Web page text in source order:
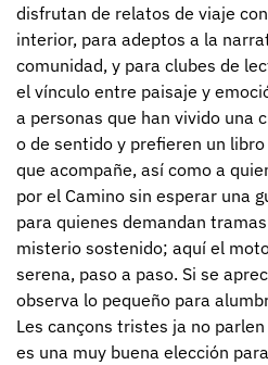
disfrutan de relatos de viaje
interior, para adeptos a la
comunidad, y para clubes de
el vínculo entre paisaje y
a personas que han vivido una
o de sentido y prefieren un
que acompañe, así como a
por el Camino sin esperar una
para quienes demandan
misterio sostenido; aquí el
serena, paso a paso. Si se
observa lo pequeño para
Les cançons tristes ja no
es una muy buena elección